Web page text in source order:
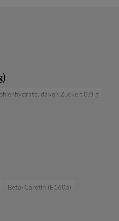
davon Zucker: 0,0 g
Beta-Carotin (E160a)